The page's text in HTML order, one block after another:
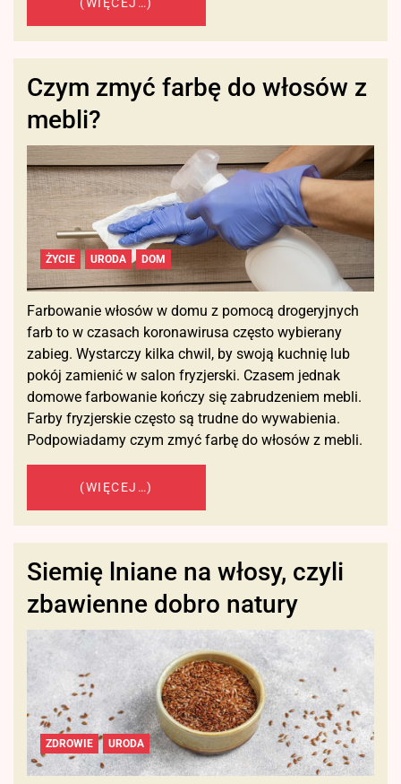
Czym zmyć farbę do włosów z
mebli?
DOM
URODA
ŻYCIE
Farbowanie włosów w domu z pomocą drogeryjnych
farb to w czasach koronawirusa często wybierany
zabieg. Wystarczy kilka chwil, by swoją kuchnię lub
pokój zamienić w salon fryzjerski. Czasem jednak
domowe farbowanie kończy się zabrudzeniem mebli.
Farby fryzjerskie często są trudne do wywabienia.
Podpowiadamy czym zmyć farbę do włosów z mebli.
(WIĘCEJ…)
Siemię lniane na włosy, czyli
zbawienne dobro natury
URODA
ZDROWIE